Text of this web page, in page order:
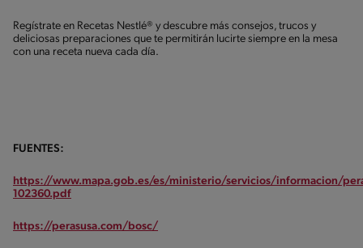
Regístrate en Recetas Nestlé® y descubre más consejos, trucos y
deliciosas preparaciones que te permitirán lucirte siempre en la mesa
con una receta nueva cada día.
FUENTES:
https://www.mapa.gob.es/es/ministerio/servicios/informacion/
102360.pdf
https://perasusa.com/bosc/